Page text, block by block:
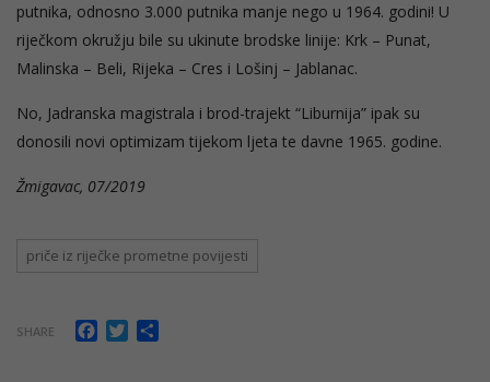
putnika, odnosno 3.000 putnika manje nego u 1964. godini! U
riječkom okružju bile su ukinute brodske linije: Krk – Punat,
Malinska – Beli, Rijeka – Cres i Lošinj – Jablanac.
No, Jadranska magistrala i brod-trajekt “Liburnija” ipak su
donosili novi optimizam tijekom ljeta te davne 1965. godine.
Žmigavac, 07/2019
priče iz riječke prometne povijesti
SHARE Facebook
Twitter